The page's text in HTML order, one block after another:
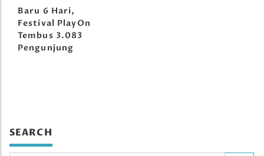
Baru 6 Hari,
Festival PlayOn
Tembus 3.083
Pengunjung
SEARCH